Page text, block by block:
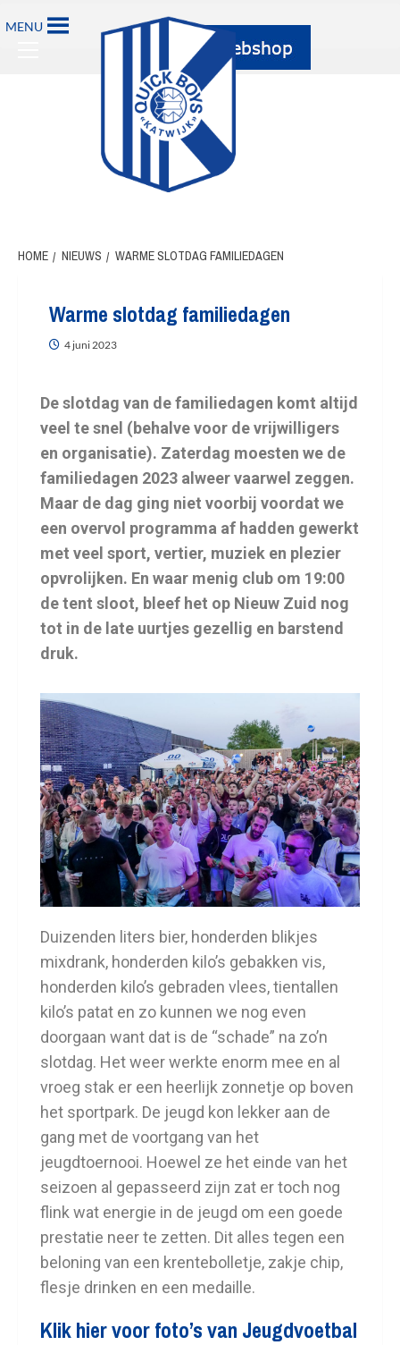
MENU
HOME NIEUWS WARME SLOTDAG FAMILIEDAGEN
Warme slotdag familiedagen
4 juni 2023
De slotdag van de familiedagen komt altijd
veel te snel (behalve voor de vrijwilligers
en organisatie). Zaterdag moesten we de
familiedagen 2023 alweer vaarwel zeggen.
Maar de dag ging niet voorbij voordat we
een overvol programma af hadden gewerkt
met veel sport, vertier, muziek en plezier
opvrolijken. En waar menig club om 19:00
de tent sloot, bleef het op Nieuw Zuid nog
tot in de late uurtjes gezellig en barstend
druk.
Duizenden liters bier, honderden blikjes
mixdrank, honderden kilo’s gebakken vis,
honderden kilo’s gebraden vlees, tientallen
kilo’s patat en zo kunnen we nog even
doorgaan want dat is de “schade” na zo’n
slotdag. Het weer werkte enorm mee en al
vroeg stak er een heerlijk zonnetje op boven
het sportpark. De jeugd kon lekker aan de
gang met de voortgang van het
jeugdtoernooi. Hoewel ze het einde van het
seizoen al gepasseerd zijn zat er toch nog
flink wat energie in de jeugd om een goede
prestatie neer te zetten. Dit alles tegen een
beloning van een krentebolletje, zakje chip,
flesje drinken en een medaille.
Klik hier voor foto’s van Jeugdvoetbal